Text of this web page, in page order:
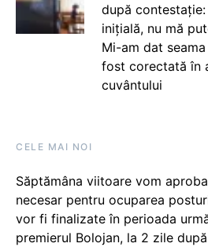
după
inițială, nu mă
Mi-am dat
fost corectată în
cuvântului
CELE MAI NOI
Săptămâna viitoare vom
necesar pentru ocuparea
vor fi finalizate în perioada
premierul Bolojan, la 2 zile